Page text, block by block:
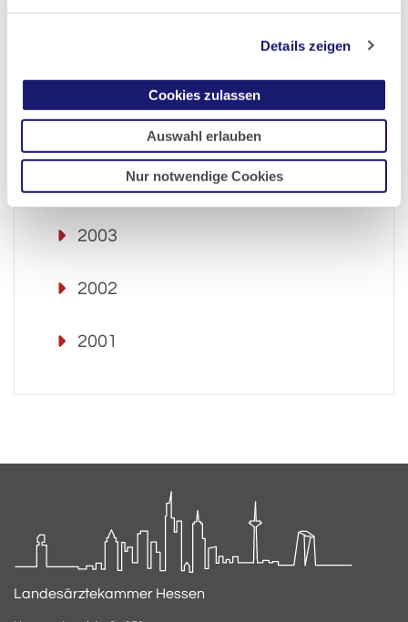
Details zeigen
Cookies zulassen
Auswahl erlauben
Nur notwendige Cookies
2006
2003
2002
2001
Landesärztekammer Hessen